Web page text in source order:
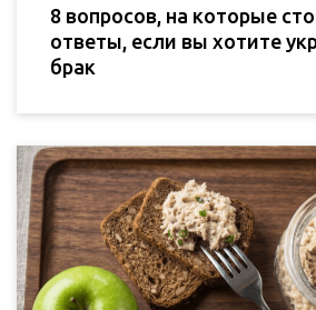
8 вопросов, на которые
ответы, если вы хотите
брак